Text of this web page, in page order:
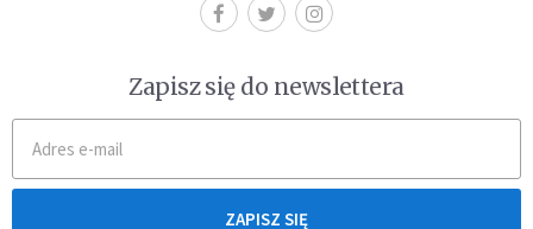
Zapisz się do newslettera
ZAPISZ SIĘ